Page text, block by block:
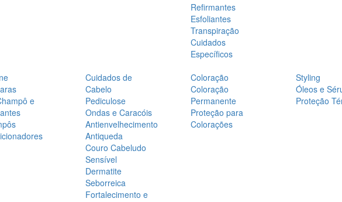
Refirmantes
Esfoliantes
Transpiração
Cuidados
Específicos
e
Cuidados de
Cabelo
Pediculose
Ondas e Caracóis
Antienvelhecimento
Antiqueda
Couro Cabeludo
Sensível
Dermatite
Seborreica
Fortalecimento e
Coloração
Coloração
Permanente
Proteção para
Colorações
Styling
Óleos e
Proteção